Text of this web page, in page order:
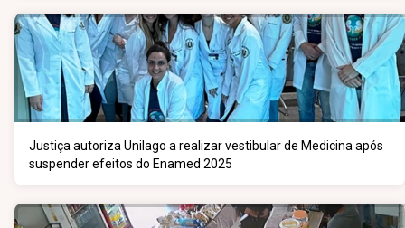
Justiça autoriza Unilago a realizar vestibular de Medicina após
suspender efeitos do Enamed 2025